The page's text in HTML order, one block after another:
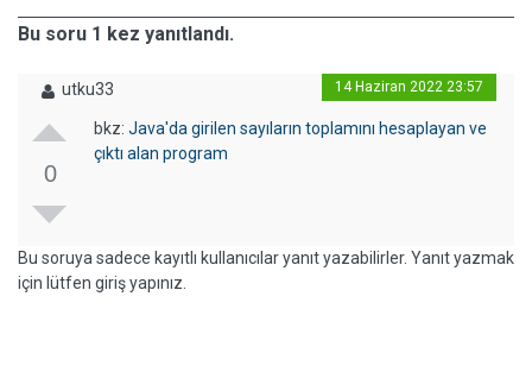
Bu soru 1 kez yanıtlandı.
utku33 14 Haziran 2022 23:57
0
bkz: Java'da girilen sayıların toplamını hesaplayan ve
çıktı alan program
Bu soruya sadece kayıtlı kullanıcılar yanıt yazabilirler. Yanıt yazmak
için lütfen giriş yapınız.